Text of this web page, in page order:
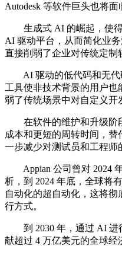
Autodesk 等软件巨头也将
生成式 AI 的崛起，使得
AI 驱动平台，从而简化业
直接削弱了企业对传统定制
AI 驱动的低代码和无代
工具使非技术背景的用户也
弱了传统场景中对自定义开
在软件的维护和升级阶
成本和更短的周转时间，
一步减少对测试员和工程师
Appian 公司曾对 2024
析，到 2024 年底，全球将
自动化的超自动化，这将彻
行方式。
到 2030 年，通过 AI 进
献超过 4 万亿美元的全球经